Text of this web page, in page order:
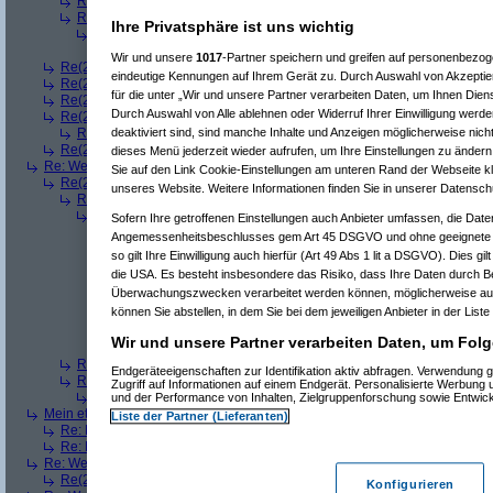
Re(3): Welches ETWAS hab ihr bekommen.. (
Re(4): Welches ETWAS hab ihr bekommen..
Re(5): Welches ETWAS hab ihr bekommen..
monster23
am
Re(2): Welches ETWAS hab ihr bekommen..
female
am 23.12.2008,
Re(2): Welches ETWAS hab ihr bekommen..( User6465am
Re(2): Welches ETWAS hab ihr bekommen..(playazam 23.12.2008,
Re(2): Welches ETWAS hab ihr bekommen..(Ardjanam 23.12.2008,
Re(3): Welches ETWAS hab ihr bekommen..(monster23am
Re(2): Welches ETWAS hab ihr bekommen..(User284am 23.12.2008,
Re: Welches ETWAS hab ihr bekommen..(Diallam 23.12.2008, 09:01:20)
Re(2): Welches ETWAS hab ihr bekommen.. (ddrobescham
Re(3): Welches ETWAS hab ihr bekommen..
Re(4): Welches ETWAS hab ihr bekommen..(Games2Gameam
Re(5): Welches ETWAS hab ihr bekommen..( ddrobescham
Re(6): Welches ETWAS hab ihr bekommen..
(q.e.d.am
Re(5): Welches ETWAS hab ihr bekommen..
am
Re(6): Welches ETWAS hab ihr bekommen.. (Games2Game
Re(7): Welches ETWAS hab ihr bekommen..(q.e.d.am
Re(8): Welches ETWAS hab ihr bekommen..(
Re(5): Welches ETWAS hab ihr bekommen.. (monster23am
Re(3): Welches ETWAS hab ihr bekommen.. (Diall am 23.12.2008,
Re(3): Welches ETWAS hab ihr bekommen..( Madleram 23.12.2008,
Re(4): Welches ETWAS hab ihr bekommen..(Games2Gameam
Mein etwas(Winnie_Pooham 23.12.2008, 09:12:01)
Re: Mein etwas
Re: Mein etwas
Re: Welches ETWAS hab ihr bekommen..
Dimmuam 23.12.2008,
Re(2): Welches ETWAS hab ihr bekommen..
Games2Gameam
Ihre Privatsphäre ist uns wichtig
Wir und unsere 1017-Partner speichern und greifen auf
eindeutige Kennungen auf Ihrem Gerät zu. Durch Auswahl von
für die unter „Wir und unsere Partner verarbeiten Daten, um Ihnen
Durch Auswahl von Alle ablehnen oder Widerruf Ihrer Einwilligung
deaktiviert sind, sind manche Inhalte und Anzeigen möglicherweise
dieses Menü jederzeit wieder aufrufen, um Ihre Einstellungen zu
Sie auf den Link Cookie-Einstellungen am unteren Rand der Webseite
unseres Website. Weitere Informationen finden Sie in unserer
Sofern Ihre getroffenen Einstellungen auch Anbieter umfassen, die
Angemessenheitsbeschlusses gem Art 45 DSGVO und ohne
so gilt Ihre Einwilligung auch hierfür (Art 49 Abs 1 lit a DSGVO). Dies
die USA. Es besteht insbesondere das Risiko, dass Ihre Daten durch
Überwachungszwecken verarbeitet werden können, möglicherweise
können Sie abstellen, in dem Sie bei dem jeweiligen Anbieter in der
Wir und unsere Partner verarbeiten Daten, um
Endgeräteeigenschaften zur Identifikation aktiv abfragen. Verwendung
Zugriff auf Informationen auf einem Endgerät. Personalisierte Werbung
und der Performance von Inhalten, Zielgruppenforschung sowie
Liste der Partner (Lieferanten)
Konfigurieren